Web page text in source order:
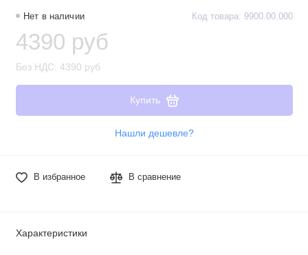
Нет в наличии Код товара: 9900.00.000
4390 руб
Без НДС: 4390 руб
Купить
Нашли дешевле?
В избранное В сравнение
Характеристики